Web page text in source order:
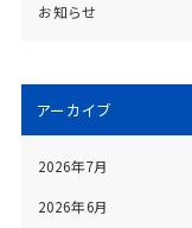
お知らせ
アーカイブ
2026年7月
2026年6月